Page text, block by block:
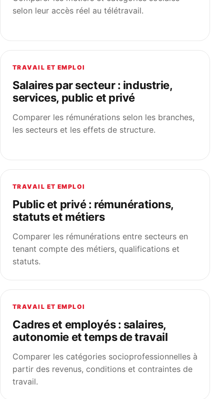
selon leur accès réel au télétravail.
TRAVAIL ET EMPLOI
Salaires par secteur : industrie,
services, public et privé
Comparer les rémunérations selon les branches,
les secteurs et les effets de structure.
TRAVAIL ET EMPLOI
Public et privé : rémunérations,
statuts et métiers
Comparer les rémunérations entre secteurs en
tenant compte des métiers, qualifications et
statuts.
TRAVAIL ET EMPLOI
Cadres et employés : salaires,
autonomie et temps de travail
Comparer les catégories socioprofessionnelles à
partir des revenus, conditions et contraintes de
travail.